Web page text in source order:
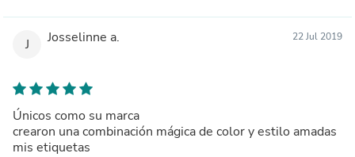
J Josselinne a. 22 Jul 2019
Únicos como su marca
crearon una combinación mágica de color y estilo amadas
mis etiquetas